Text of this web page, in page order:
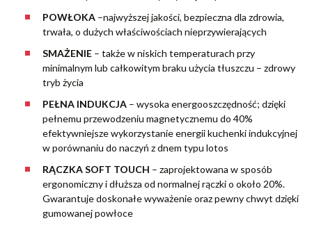
POWŁOKA –najwyższej jakości, bezpieczna dla zdrowia,
trwała, o dużych właściwościach nieprzywierających
SMAŻENIE – także w niskich temperaturach przy
minimalnym lub całkowitym braku użycia tłuszczu – zdrowy
tryb życia
PEŁNA INDUKCJA – wysoka energooszczędność; dzięki
pełnemu przewodzeniu magnetycznemu do 40%
efektywniejsze wykorzystanie energii kuchenki indukcyjnej
w porównaniu do naczyń z dnem typu lotos
RĄCZKA SOFT TOUCH – zaprojektowana w sposób
ergonomiczny i dłuższa od normalnej rączki o około 20%.
Gwarantuje doskonałe wyważenie oraz pewny chwyt dzięki
gumowanej powłoce